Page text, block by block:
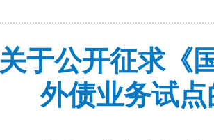
关于公开征求《
外债业务试